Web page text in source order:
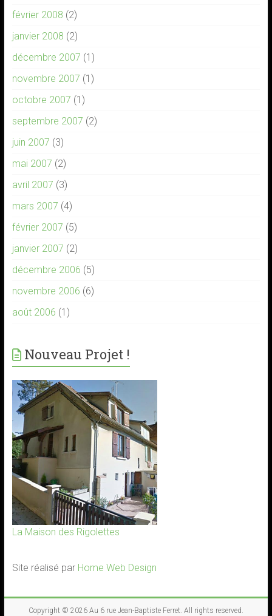
février 2008 (2)
janvier 2008 (2)
décembre 2007 (1)
novembre 2007 (1)
octobre 2007 (1)
septembre 2007 (2)
juin 2007 (3)
mai 2007 (2)
avril 2007 (3)
mars 2007 (4)
février 2007 (5)
janvier 2007 (2)
décembre 2006 (5)
novembre 2006 (6)
août 2006 (1)
Nouveau Projet !
La Maison des Rigolettes
Site réalisé par Home Web Design
Copyright © 2026 Au 6 rue Jean-Baptiste Ferret. All rights reserved.